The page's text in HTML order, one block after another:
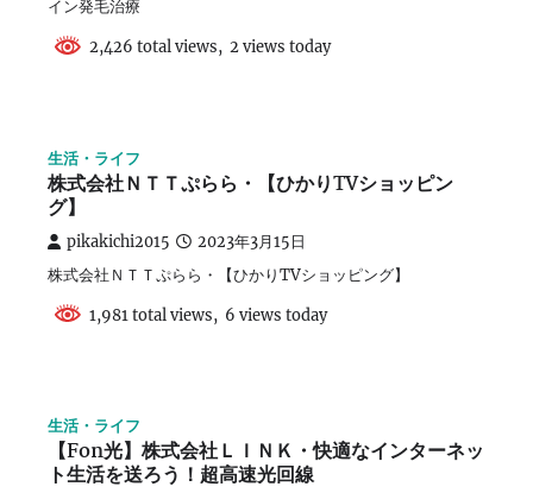
イン発毛治療
2,426 total views, 2 views today
生活・ライフ
株式会社ＮＴＴぷらら・【ひかりTVショッピン
グ】
pikakichi2015 2023年3月15日
株式会社ＮＴＴぷらら・【ひかりTVショッピング】
1,981 total views, 6 views today
生活・ライフ
【Fon光】株式会社ＬＩＮＫ・快適なインターネッ
ト生活を送ろう！超高速光回線